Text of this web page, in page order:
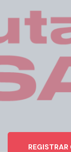
REGISTRAR